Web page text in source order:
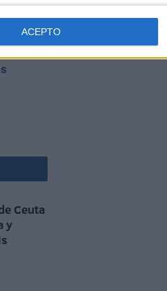
ACEPTO
en
Ceuta
y